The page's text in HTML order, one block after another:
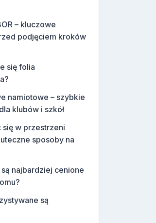
– kluczowe
podjęciem kroków
się folia
namiotowe – szybkie
klubów i szkół
się w przestrzeni
sposoby na
najbardziej cenione
są